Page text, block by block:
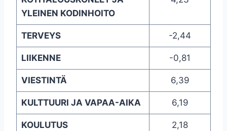
YLEINEN KODINHOITO
TERVEYS -2,44
LIIKENNE -0,81
VIESTINTÄ 6,39
KULTTUURI JA VAPAA-AIKA 6,19
KOULUTUS 2,18